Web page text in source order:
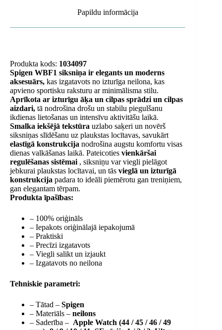
Papildu informācija
Produkta kods: 1034097
Spigen WBF1 siksniņa ir elegants un moderns
aksesuārs, kas izgatavots no izturīga neilona, ​​kas
apvieno sportisku raksturu ar minimālisma stilu.
Aprīkota ar izturīgu āķa un cilpas sprādzi un cilpas
aizdari, tā nodrošina drošu un stabilu piegulšanu
ikdienas lietošanas un intensīvu aktivitāšu laikā.
Smalka iekšējā tekstūra uzlabo saķeri un novērš
siksniņas slīdēšanu uz plaukstas locītavas, savukārt
elastīgā konstrukcija nodrošina augstu komfortu visas
dienas valkāšanas laikā. Pateicoties vienkāršai
regulēšanas sistēmai , siksniņu var viegli pielāgot
jebkurai plaukstas locītavai, un tās vieglā un izturīgā
konstrukcija padara to ideāli piemērotu gan treniņiem,
gan elegantam tērpam.
Produkta īpašības:
– 100% oriģināls
– Iepakots oriģinālajā iepakojumā
– Praktiski
– Precīzi izgatavots
– Viegli salikt un izjaukt
– Izgatavots no neilona
Tehniskie parametri:
– Tātad – Spigen
– Materiāls – neilons
– Saderība – Apple Watch (44 / 45 / 46 / 49